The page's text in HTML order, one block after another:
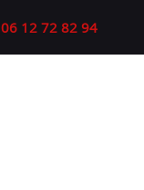
06 12 72 82 94